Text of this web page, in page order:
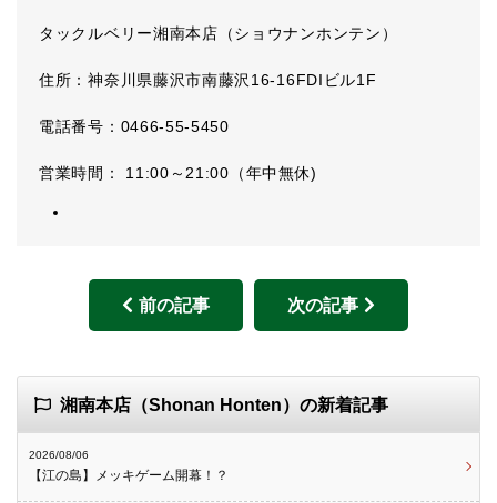
タックルベリー湘南本店（ショウナンホンテン）
住所：神奈川県藤沢市南藤沢16-16FDIビル1F
電話番号：0466-55-5450
営業時間： 11:00～21:00（年中無休)
前の記事 次の記事
湘南本店（Shonan Honten）の新着記事
2026/08/06
【江の島】メッキゲーム開幕！？